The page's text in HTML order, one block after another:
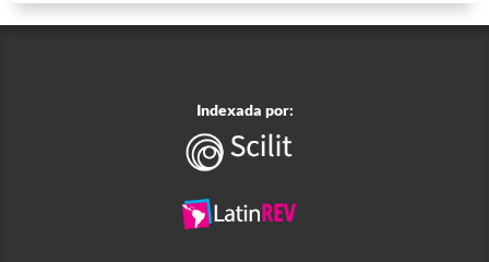
Indexada por: